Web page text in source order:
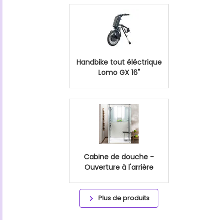
Handbike tout éléctrique
Lomo GX 16"
Cabine de douche -
Ouverture à l'arrière
Plus de produits